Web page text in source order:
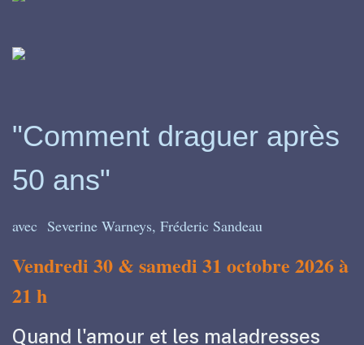
"Comment draguer après
50 ans"
avec Severine Warneys, Fréderic Sandeau
Vendredi 30 & samedi 31 octobre 2026 à
21 h
Quand l'amour et les maladresses